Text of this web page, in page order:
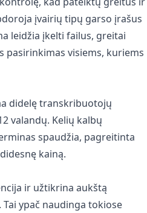
įvairių tipų garso įrašus
leidžia įkelti failus, greitai
visiems, kuriems
didelę transkribuotojų
valandų. Kelių kalbų
spaudžia, pagreitinta
kainą.
ir užtikrina aukštą
ypač naudinga tokiose